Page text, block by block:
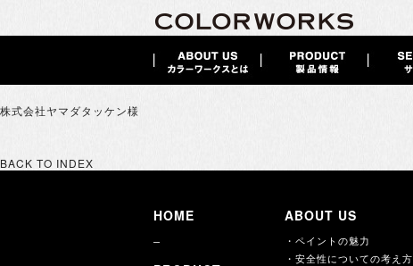
株式会社ヤマダタッケン様
BACK TO INDEX
HOME ABOUT US
・ペイントの魅力
・安全性についての考え方